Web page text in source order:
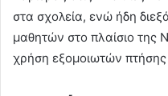
στα σχολεία, ενώ ήδη
μαθητών στο πλαίσιο της
χρήση εξομοιωτών